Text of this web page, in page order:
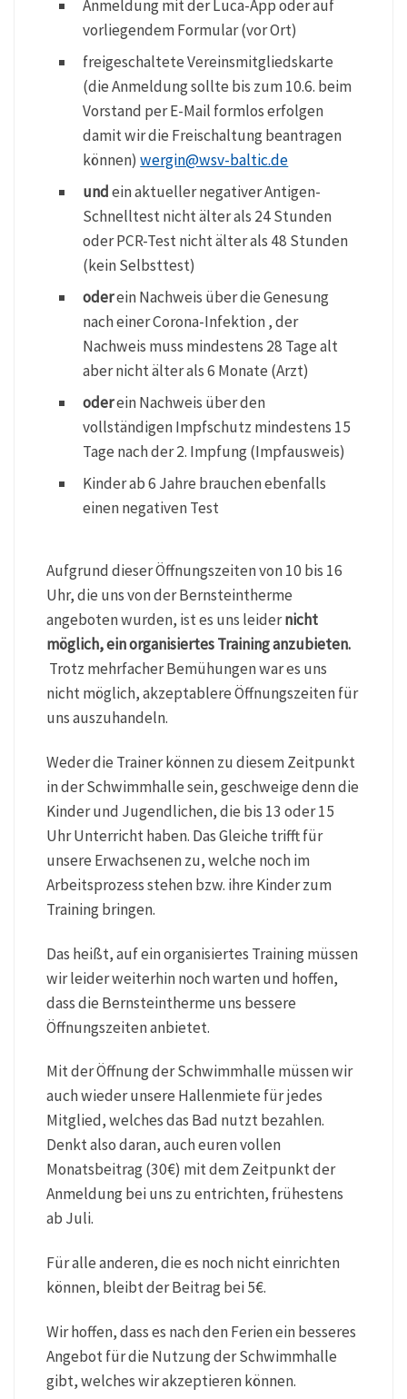
Anmeldung mit der Luca-App oder auf
vorliegendem Formular (vor Ort)
freigeschaltete Vereinsmitgliedskarte
(die Anmeldung sollte bis zum 10.6. beim
Vorstand per E-Mail formlos erfolgen
damit wir die Freischaltung beantragen
können)wergin@wsv-baltic.de
undein aktueller negativer Antigen-
Schnelltest nicht älter als 24 Stunden
oder PCR-Test nicht älter als 48 Stunden
(kein Selbsttest)
oderein Nachweis über die Genesung
nach einer Corona-Infektion , der
Nachweis muss mindestens 28 Tage alt
aber nicht älter als 6 Monate (Arzt)
oderein Nachweis über den
vollständigen Impfschutz mindestens 15
Tage nach der 2. Impfung (Impfausweis)
Kinder ab 6 Jahre brauchen ebenfalls
einen negativen Test
Aufgrund dieser Öffnungszeiten von 10 bis 16
Uhr, die uns von der Bernsteintherme
angeboten wurden, ist es uns leidernicht
möglich, ein organisiertes Training anzubieten.
Trotz mehrfacher Bemühungen war es uns
nicht möglich, akzeptablere Öffnungszeiten für
uns auszuhandeln.
Weder die Trainer können zu diesem Zeitpunkt
in der Schwimmhalle sein, geschweige denn die
Kinder und Jugendlichen, die bis 13 oder 15
Uhr Unterricht haben. Das Gleiche trifft für
unsere Erwachsenen zu, welche noch im
Arbeitsprozess stehen bzw. ihre Kinder zum
Training bringen.
Das heißt, auf ein organisiertes Training müssen
wir leider weiterhin noch warten und hoffen,
dass die Bernsteintherme uns bessere
Öffnungszeiten anbietet.
Mit der Öffnung der Schwimmhalle müssen wir
auch wieder unsere Hallenmiete für jedes
Mitglied, welches das Bad nutzt bezahlen.
Denkt also daran, auch euren vollen
Monatsbeitrag (30€) mit dem Zeitpunkt der
Anmeldung bei uns zu entrichten, frühestens
ab Juli.
Für alle anderen, die es noch nicht einrichten
können, bleibt der Beitrag bei 5€.
Wir hoffen, dass es nach den Ferien ein besseres
Angebot für die Nutzung der Schwimmhalle
gibt, welches wir akzeptieren können.